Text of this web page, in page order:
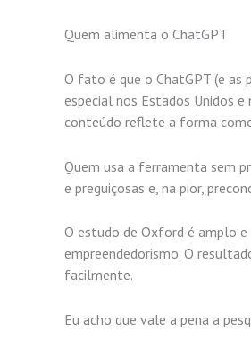
Quem alimenta o ChatGPT
O fato é que o ChatGPT (e as
especial nos Estados Unidos e
conteúdo reflete a forma
Quem usa a ferramenta sem
e preguiçosas e, na pior,
O estudo de Oxford é amplo
empreendedorismo. O
facilmente.
Eu acho que vale a pena a